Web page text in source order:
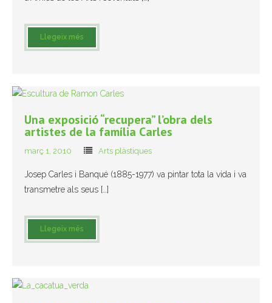
- Mirall de Glaç
- Grup d’Opinió
Llegeix més
Una exposició “recupera” l’obra dels
artistes de la família Carles
març 1, 2010 Arts plàstiques
Josep Carles i Banqué (1885-1977) va pintar tota la vida i va
transmetre als seus […]
Llegeix més